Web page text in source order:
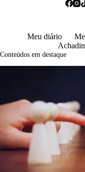
Meu diário
Conteúdos em destaque